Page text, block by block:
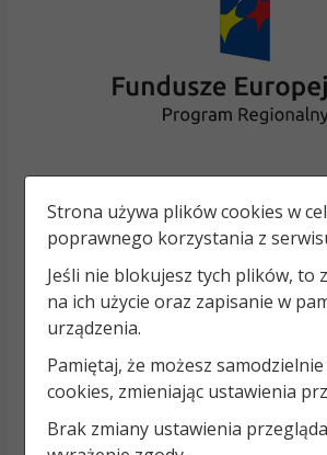
Strona używa plików cookies w
poprawnego korzystania z
Jeśli nie blokujesz tych plików, to
na ich użycie oraz zapisanie w
urządzenia.
Pamiętaj, że możesz
cookies, zmieniając ustawienia
Brak zmiany ustawienia